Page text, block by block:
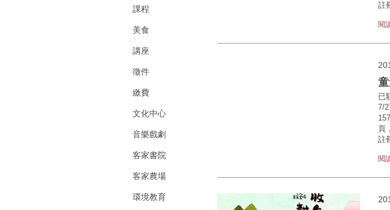
課程
美食
講座
徵件
繳費
文化中心
音樂戲劇
客家書院
客家農場
環境教育
註
閱
已
7/
頁
註
閱